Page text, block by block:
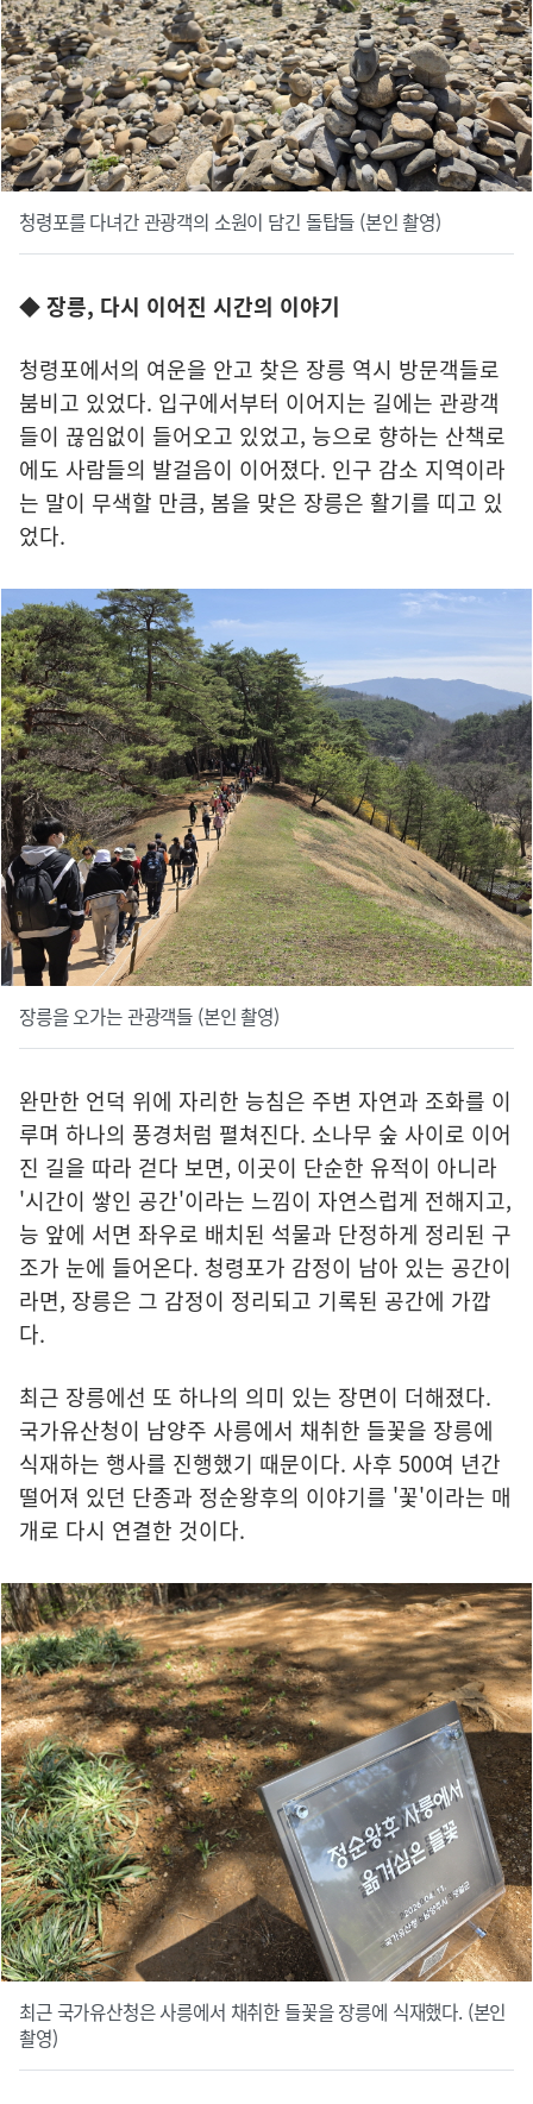
청령포를 다녀간 관광객의 소원이 담긴 돌탑들 (본인 촬영)
◆ 장릉, 다시 이어진 시간의 이야기
청령포에서의 여운을 안고 찾은 장릉 역시 방문객들로
붐비고 있었다. 입구에서부터 이어지는 길에는 관광객
들이 끊임없이 들어오고 있었고, 능으로 향하는 산책로
에도 사람들의 발걸음이 이어졌다. 인구 감소 지역이라
는 말이 무색할 만큼, 봄을 맞은 장릉은 활기를 띠고 있
었다.
장릉을 오가는 관광객들 (본인 촬영)
완만한 언덕 위에 자리한 능침은 주변 자연과 조화를 이
루며 하나의 풍경처럼 펼쳐진다. 소나무 숲 사이로 이어
진 길을 따라 걷다 보면, 이곳이 단순한 유적이 아니라
'시간이 쌓인 공간'이라는 느낌이 자연스럽게 전해지고,
능 앞에 서면 좌우로 배치된 석물과 단정하게 정리된 구
조가 눈에 들어온다. 청령포가 감정이 남아 있는 공간이
라면, 장릉은 그 감정이 정리되고 기록된 공간에 가깝
다.
최근 장릉에선 또 하나의 의미 있는 장면이 더해졌다.
국가유산청이 남양주 사릉에서 채취한 들꽃을 장릉에
식재하는 행사를 진행했기 때문이다. 사후 500여 년간
떨어져 있던 단종과 정순왕후의 이야기를 '꽃'이라는 매
개로 다시 연결한 것이다.
최근 국가유산청은 사릉에서 채취한 들꽃을 장릉에 식재했다. (본인
촬영)